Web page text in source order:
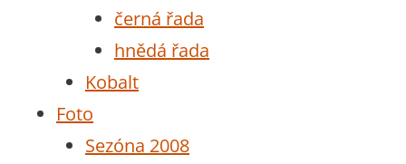
černá řada
hnědá řada
Kobalt
Foto
Sezóna 2008